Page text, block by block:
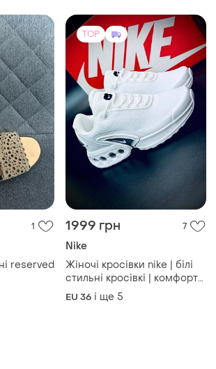
1
reserved
TOP
1999 грн 7
Nike
Жіночі кросівки nike | білі
стильні кросівкі | комфорт
на кожен день женские
кроссовки 36-41 новинка
EU 36 і ще 5